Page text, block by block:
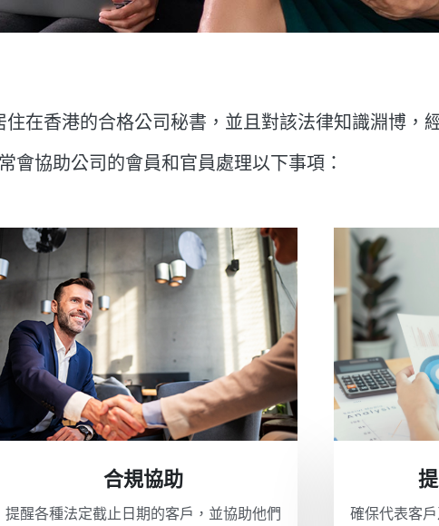
在香港的合格公司秘書，並且對該法律知識淵博，
會協助公司的會員和官員處理以下事項：
合規協助
提醒各種法定截止日期的客戶，並協助他們
確保代表客